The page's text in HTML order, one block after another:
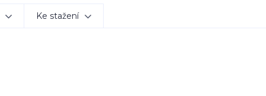
Ke stažení